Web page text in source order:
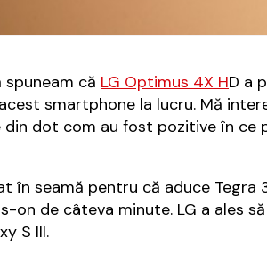
spuneam că LG Optimus 4X HD a
smartphone la lucru. Mă
din dot com au fost pozitive în
în seamă pentru că aduce Tegra
on de câteva minute. LG a ales
S III.